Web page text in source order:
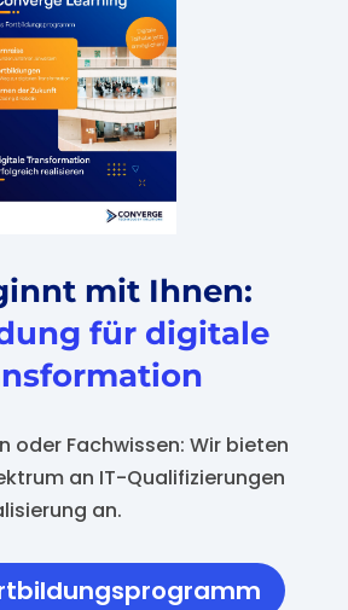
mit Ihnen:
für digitale
oder Fachwissen: Wir bieten
an IT-Qualifizierungen
an.